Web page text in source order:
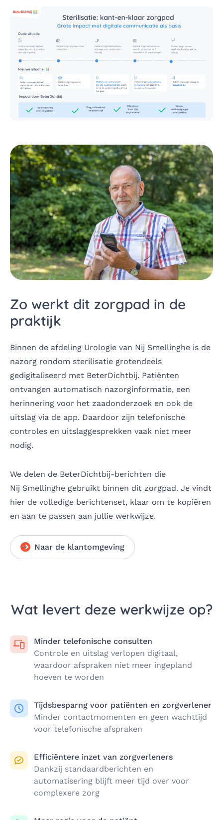
Zo werkt dit zorgpad in de
praktijk
Binnen de afdeling Urologie van Nij Smellinghe is de
nazorg rondom sterilisatie grotendeels
gedigitaliseerd met BeterDichtbij. Patiënten
ontvangen automatisch nazorginformatie, een
herinnering voor het zaadonderzoek en ook de
uitslag via de app. Daardoor zijn telefonische
controles en uitslaggesprekken vaak niet meer
nodig.
We delen de BeterDichtbij-berichten die
Nij Smellinghe gebruikt binnen dit zorgpad. Je vindt
hier de volledige berichtenset, klaar om te kopiëren
en aan te passen aan jullie werkwijze.
Naar de klantomgeving
Wat levert deze werkwijze op?
Minder telefonische consulten
Controle en uitslag verlopen digitaal,
waardoor afspraken niet meer ingepland
hoeven te worden
Tijdsbesparng voor patiënten en zorgverlener
Minder contactmomenten en geen wachttijd
voor telefonische afspraken
Efficiëntere inzet van zorgverleners
Dankzij standaardberichten en
automatisering blijft meer tijd over voor
complexere zorg